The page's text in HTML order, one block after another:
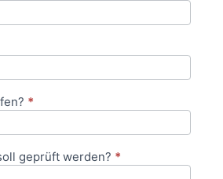
*
geprüft werden? *